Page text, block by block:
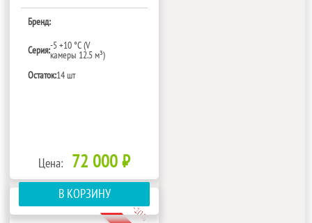
Бренд:
Серия:-5 +10 °С (V
камеры 12.5 м³)
Остаток:14 шт
Цена: 72 000 ₽
В КОРЗИНУ
-10%